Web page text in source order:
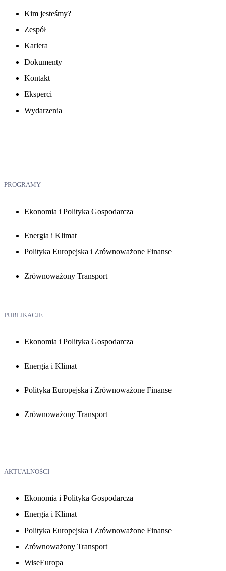
Kim jesteśmy?
Zespół
Kariera
Dokumenty
Kontakt
Eksperci
Wydarzenia
PROGRAMY
Ekonomia i Polityka Gospodarcza
Energia i Klimat
Polityka Europejska i Zrównoważone Finanse
Zrównoważony Transport
PUBLIKACJE
Ekonomia i Polityka Gospodarcza
Energia i Klimat
Polityka Europejska i Zrównoważone Finanse
Zrównoważony Transport
AKTUALNOŚCI
Ekonomia i Polityka Gospodarcza
Energia i Klimat
Polityka Europejska i Zrównoważone Finanse
Zrównoważony Transport
WiseEuropa